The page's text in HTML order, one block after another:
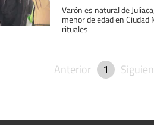
Varón es natural de
menor de edad en
rituales
Anterior 1